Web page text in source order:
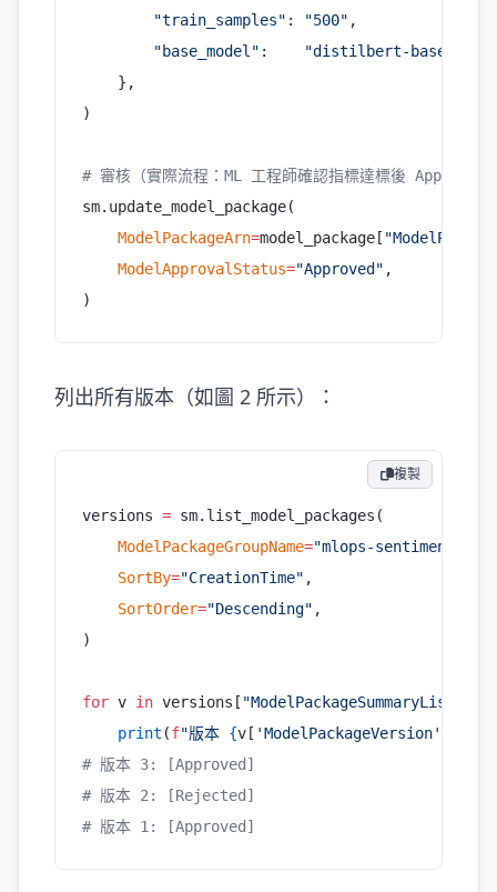
        "train_samples"
: "500" ,
        "base_model"
:
"distilbert-base-
    },
)
# 審核（實際流程：ML 工程師確認指標達標後 Approve）
sm.update_model_package(
    ModelPackageArn
=model_package[
    ModelApprovalStatus
="Approved" ,
)
列出所有版本（如圖 2 所示）：
versions = sm.list_model_packages(
    ModelPackageGroupName
="mlops-sentiment-
    SortBy
="CreationTime" ,
    SortOrder
="Descending" ,
)
for v in versions[ "ModelPackageSummaryList"
    print
(f"版本 {v[ 'ModelPackageVersion'
# 版本 3: [Approved]
# 版本 2: [Rejected]
# 版本 1: [Approved]
複製